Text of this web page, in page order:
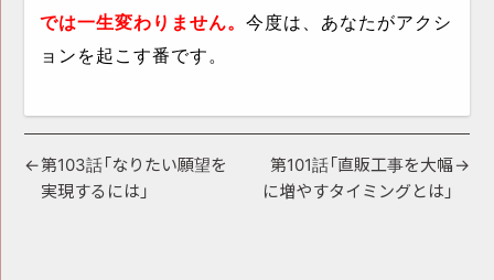
では一生変わりません。 今度は、あなたがアクシ
ョンを起こす番です。
投
稿
第101話「直販工事を大幅
に増やすタイミングとは」
第103話「なりたい願望を
実現するには」